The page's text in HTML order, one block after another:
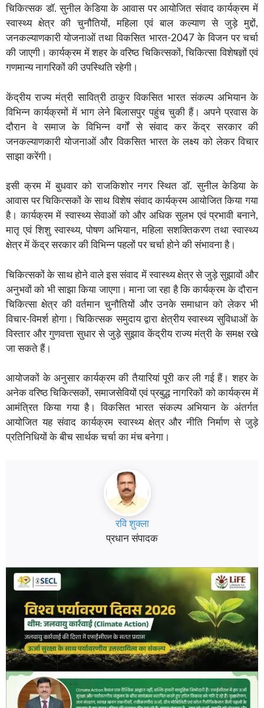
चिकित्सक डॉ. सुनील केडिया के आवास पर आयोजित संवाद कार्यक्रम में
स्वास्थ्य क्षेत्र की चुनौतियों, महिला एवं बाल कल्याण से जुड़े मुद्दों,
जनकल्याणकारी योजनाओं तथा विकसित भारत-2047 के विजन पर चर्चा
की जाएगी। कार्यक्रम में शहर के वरिष्ठ चिकित्सकों, चिकित्सा विशेषज्ञों एवं
गणमान्य नागरिकों की उपस्थिति रहेगी।
केंद्रीय राज्य मंत्री सावित्री ठाकुर विकसित भारत संकल्प अभियान के
विभिन्न कार्यक्रमों में भाग लेने बिलासपुर पहुंच चुकी हैं। अपने प्रवास के
दौरान वे समाज के विभिन्न वर्गों से संवाद कर केंद्र सरकार की
जनकल्याणकारी योजनाओं और विकसित भारत के लक्ष्य को लेकर विचार
साझा करेंगी।
इसी क्रम में बुधवार को राजकिशोर नगर स्थित डॉ. सुनील केडिया के
आवास पर चिकित्सकों के साथ विशेष संवाद कार्यक्रम आयोजित किया गया
है। कार्यक्रम में स्वास्थ्य सेवाओं को और अधिक सुलभ एवं प्रभावी बनाने,
मातृ एवं शिशु स्वास्थ्य, पोषण अभियान, महिला सशक्तिकरण तथा स्वास्थ्य
क्षेत्र में केंद्र सरकार की विभिन्न पहलों पर चर्चा होने की संभावना है।
चिकित्सकों के साथ होने वाले इस संवाद में स्वास्थ्य क्षेत्र से जुड़े सुझावों और
अनुभवों को भी साझा किया जाएगा। माना जा रहा है कि कार्यक्रम के दौरान
चिकित्सा क्षेत्र की वर्तमान चुनौतियों और उनके समाधान को लेकर भी
विचार-विमर्श होगा। चिकित्सक समुदाय द्वारा क्षेत्रीय स्वास्थ्य सुविधाओं के
विस्तार और गुणवत्ता सुधार से जुड़े सुझाव केंद्रीय राज्य मंत्री के समक्ष रखे
जा सकते हैं।
आयोजकों के अनुसार कार्यक्रम की तैयारियां पूरी कर ली गई हैं। शहर के
अनेक वरिष्ठ चिकित्सकों, समाजसेवियों एवं प्रबुद्ध नागरिकों को कार्यक्रम में
आमंत्रित किया गया है। विकसित भारत संकल्प अभियान के अंतर्गत
आयोजित यह संवाद कार्यक्रम स्वास्थ्य क्षेत्र और नीति निर्माण से जुड़े
प्रतिनिधियों के बीच सार्थक चर्चा का मंच बनेगा।
रवि शुक्ला
प्रधान संपादक